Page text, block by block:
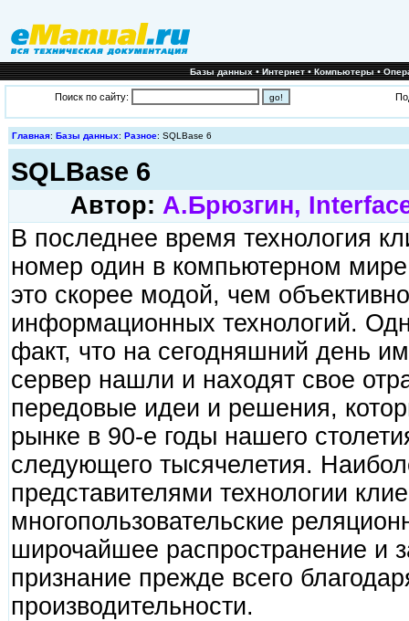
Базы данных•Интернет•Компьютеры•
Поиск по сайту:
Главная: Базы данных: Разное: SQLBase 6
SQLBase 6
Автор: А.Брюзгин,
В последнее время технология
номер один в компьютерном
это скорее модой, чем
информационных технологий.
факт, что на сегодняшний день
сервер нашли и находят свое
передовые идеи и решения,
рынке в 90-е годы нашего
следующего тысячелетия.
представителями технологии
многопользовательские
широчайшее распространение и
признание прежде всего
производительности.